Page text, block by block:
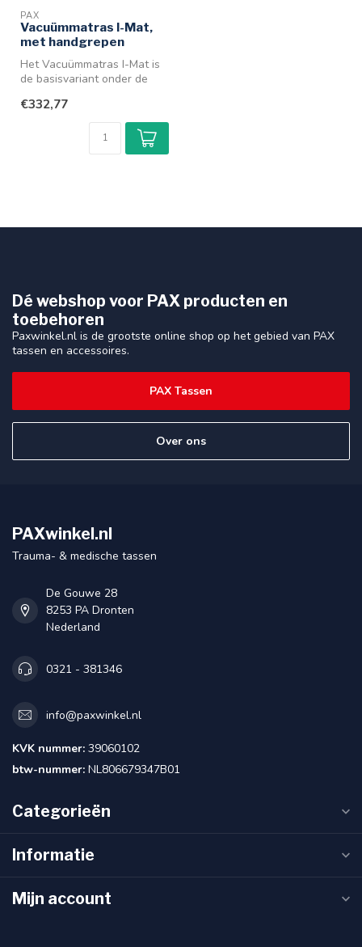
PAX
Vacuümmatras I-Mat,
met handgrepen
Het Vacuümmatras I-Mat is
de basisvariant onder de
Vacuümmatrassen.Ideaal
€332,77
Dé webshop voor PAX producten en
toebehoren
Paxwinkel.nl is de grootste online shop op het gebied van PAX
tassen en accessoires.
PAX Tassen
Over ons
PAXwinkel.nl
Trauma- & medische tassen
De Gouwe 28
8253 PA Dronten
Nederland
0321 - 381346
info@paxwinkel.nl
KVK nummer: 39060102
btw-nummer: NL806679347B01
Categorieën
Informatie
Mijn account